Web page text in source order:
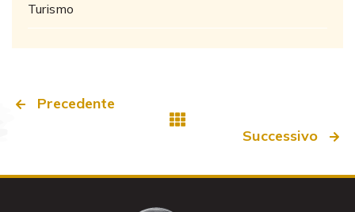
Turismo
Precedente
Successivo